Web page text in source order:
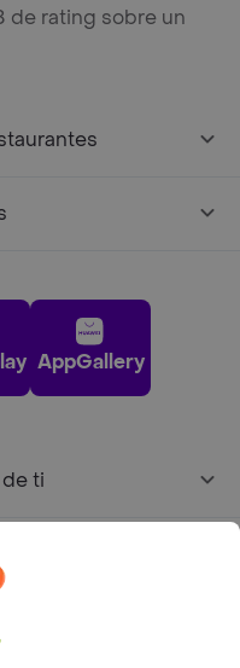
de rating sobre un
AppGallery
ti